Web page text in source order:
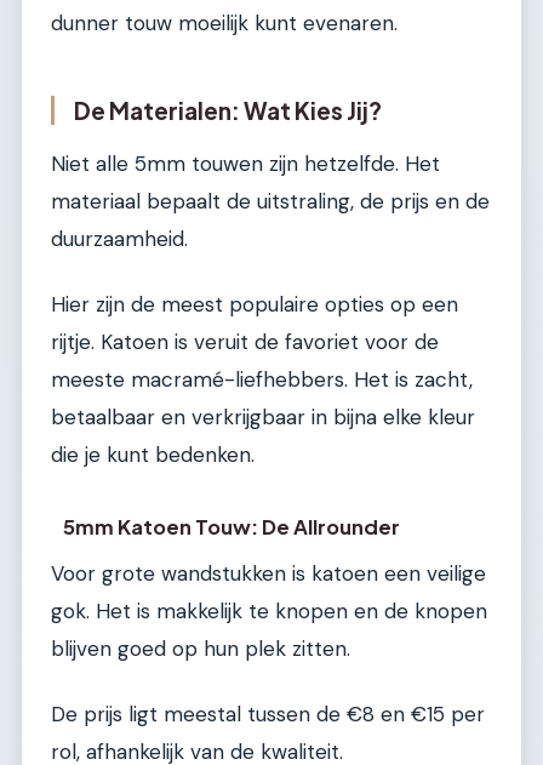
dunner touw moeilijk kunt evenaren.
De Materialen: Wat Kies Jij?
Niet alle 5mm touwen zijn hetzelfde. Het
materiaal bepaalt de uitstraling, de prijs en de
duurzaamheid.
Hier zijn de meest populaire opties op een
rijtje. Katoen is veruit de favoriet voor de
meeste macramé-liefhebbers. Het is zacht,
betaalbaar en verkrijgbaar in bijna elke kleur
die je kunt bedenken.
5mm Katoen Touw: De Allrounder
Voor grote wandstukken is katoen een veilige
gok. Het is makkelijk te knopen en de knopen
blijven goed op hun plek zitten.
De prijs ligt meestal tussen de €8 en €15 per
rol, afhankelijk van de kwaliteit.